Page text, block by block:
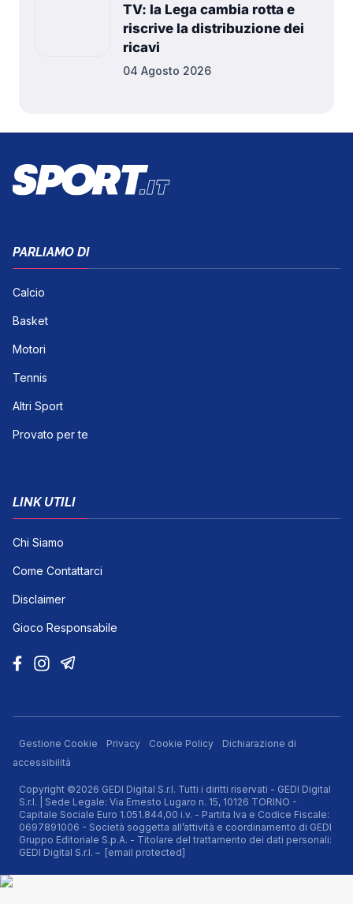
TV: la Lega cambia rotta e
riscrive la distribuzione dei
ricavi
04 Agosto 2026
PARLIAMO DI
Calcio
Basket
Motori
Tennis
Altri Sport
Provato per te
LINK UTILI
Chi Siamo
Come Contattarci
Disclaimer
Gioco Responsabile
Gestione Cookie Privacy Cookie Policy
Dichiarazione di
accessibilità
Copyright ©2026 GEDI Digital S.r.l. Tutti i diritti riservati - GEDI Digital
S.r.l. | Sede Legale: Via Ernesto Lugaro n. 15, 10126 TORINO -
Capitale Sociale Euro 1.051.844,00 i.v. - Partita Iva e Codice Fiscale:
0697891006 - Società soggetta all’attività e coordinamento di GEDI
Gruppo Editoriale S.p.A. - Titolare del trattamento dei dati personali:
GEDI Digital S.r.l. – [email protected]